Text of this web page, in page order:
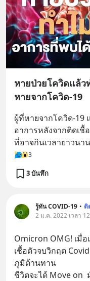
หายป่วยโควิดแล้ว
หายจากโควิด-19
ผู้ที่หายจากโควิด-19
อาการหลังจากติดเชื้
ที่อาจกินเวลายาวนา
3
3 บันทึก
รู้ทัน COVID-19 • ติ
2 ม.ค. 2022 เวลา
Omicron OMG! เมื่
เชื้อตัวจบวิกฤต
ภูมิต้านทาน
ชีวิตจะได้ Move on